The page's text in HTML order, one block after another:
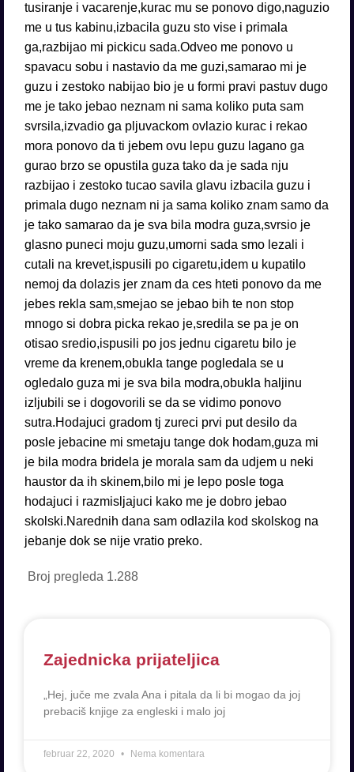
tusiranje i vacarenje,kurac mu se ponovo digo,naguzio
me u tus kabinu,izbacila guzu sto vise i primala
ga,razbijao mi pickicu sada.Odveo me ponovo u
spavacu sobu i nastavio da me guzi,samarao mi je
guzu i zestoko nabijao bio je u formi pravi pastuv dugo
me je tako jebao neznam ni sama koliko puta sam
svrsila,izvadio ga pljuvackom ovlazio kurac i rekao
mora ponovo da ti jebem ovu lepu guzu lagano ga
gurao brzo se opustila guza tako da je sada nju
razbijao i zestoko tucao savila glavu izbacila guzu i
primala dugo neznam ni ja sama koliko znam samo da
je tako samarao da je sva bila modra guza,svrsio je
glasno puneci moju guzu,umorni sada smo lezali i
cutali na krevet,ispusili po cigaretu,idem u kupatilo
nemoj da dolazis jer znam da ces hteti ponovo da me
jebes rekla sam,smejao se jebao bih te non stop
mnogo si dobra picka rekao je,sredila se pa je on
otisao sredio,ispusili po jos jednu cigaretu bilo je
vreme da krenem,obukla tange pogledala se u
ogledalo guza mi je sva bila modra,obukla haljinu
izljubili se i dogovorili se da se vidimo ponovo
sutra.Hodajuci gradom tj zureci prvi put desilo da
posle jebacine mi smetaju tange dok hodam,guza mi
je bila modra bridela je morala sam da udjem u neki
haustor da ih skinem,bilo mi je lepo posle toga
hodajuci i razmisljajuci kako me je dobro jebao
skolski.Narednih dana sam odlazila kod skolskog na
jebanje dok se nije vratio preko.
Broj pregleda 1.288
Zajednicka prijateljica
„Hej, juče me zvala Ana i pitala da li bi mogao da joj
prebaciš knjige za engleski i malo joj
februar 22, 2020 Nema komentara